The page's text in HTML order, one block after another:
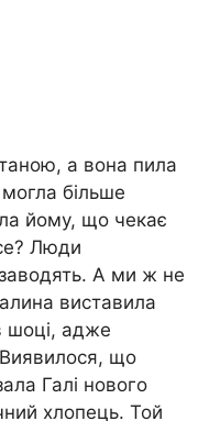
а вона пила
більше
йому, що чекає
Люди
А ми ж не
виставила
шоці, адже
що
Галі нового
хлопець. Той